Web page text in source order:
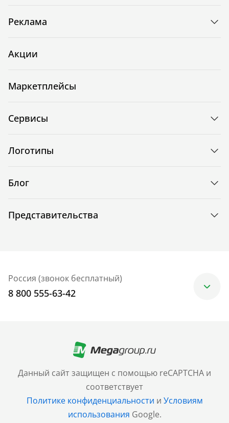
Данный сайт защищен с помощью reCAPTCHA и
соответствует
Политике конфиденциальности и Условиям
использования Google.
Реклама
Акции
Маркетплейсы
Сервисы
Логотипы
Блог
Представительства
Россия (звонок бесплатный)
8 800 555-63-42
+7 (499) 705-30-10
Санкт-Петербург
+7 (812) 600-77-33
Барнаул